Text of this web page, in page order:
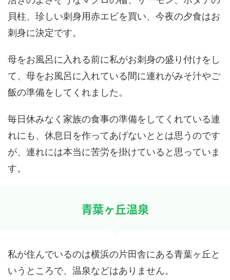
貝柱、珍しい刺身用赤エビを買い、今夜の夕食はお
刺身に決定です。
母をお風呂に入れる前に私がお刺身の盛り付けをし
て、母をお風呂に入れている間に連れがみそ汁やご
飯の準備をしてくれました。
毎日休みなく家族の食事の準備をしてくれている連
れにも、休息日を作ってあげないととは思うのです
が、連れには本当に苦労を掛けていると思っていま
す。
青葉ヶ丘温泉
私が住んでいるのは横浜の片田舎にある青葉ヶ丘と
いうところで、温泉などはありません。